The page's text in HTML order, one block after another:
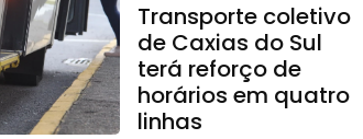
Transporte coletivo
de Caxias do Sul
terá reforço de
horários em quatro
linhas